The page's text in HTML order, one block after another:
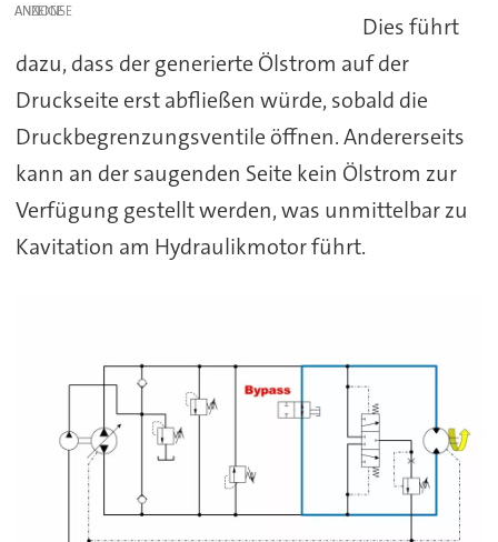
ANZEIGE
Dies führt
dazu, dass der generierte Ölstrom auf der
Druckseite erst abfließen würde, sobald die
Druckbegrenzungsventile öffnen. Andererseits
kann an der saugenden Seite kein Ölstrom zur
Verfügung gestellt werden, was unmittelbar zu
Kavitation am Hydraulikmotor führt.